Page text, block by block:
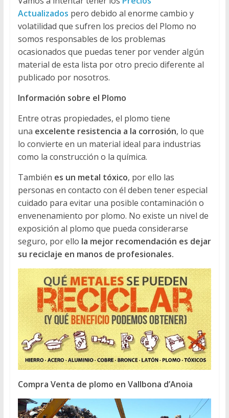
Actualizados pero debido al enorme cambio y
volatilidad que sufren los precios del Plomo no
somos responsables de los problemas
ocasionados que puedas tener por vender algún
material de esta lista por otro precio diferente al
publicado por nosotros.
Información sobre el Plomo
Entre otras propiedades, el plomo tiene
una excelente resistencia a la corrosión, lo que
lo convierte en un material ideal para industrias
como la construcción o la química.
También es un metal tóxico, por ello las
personas en contacto con él deben tener especial
cuidado para evitar una posible contaminación o
envenenamiento por plomo. No existe un nivel de
exposición al plomo que pueda considerarse
seguro, por ello la mejor recomendación es dejar
su reciclaje en manos de profesionales.
Compra Venta de plomo en Vallbona d’Anoia